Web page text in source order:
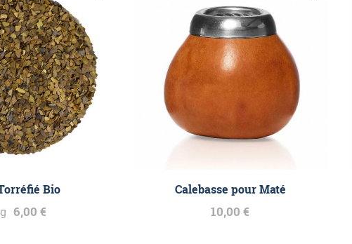
Bio
6,00 €
Calebasse pour Maté
10,00 €